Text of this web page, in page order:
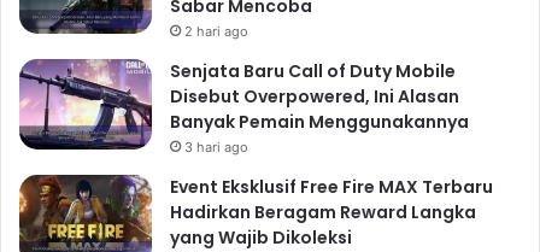
Sabar Mencoba
2 hari ago
Senjata Baru Call of Duty Mobile
Disebut Overpowered, Ini Alasan
Banyak Pemain Menggunakannya
3 hari ago
Event Eksklusif Free Fire MAX Terbaru
Hadirkan Beragam Reward Langka
yang Wajib Dikoleksi